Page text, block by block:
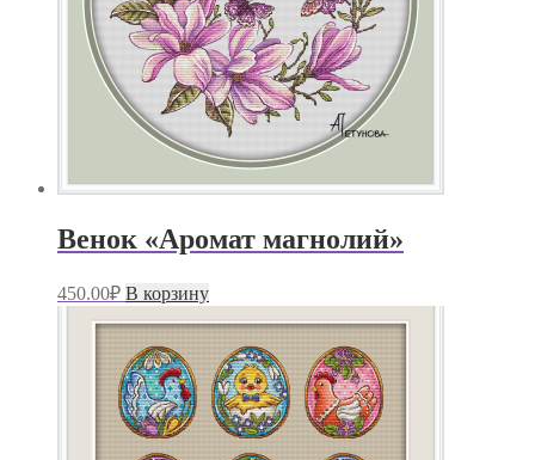
Венок «Аромат магнолий»
450.00₽ В корзину